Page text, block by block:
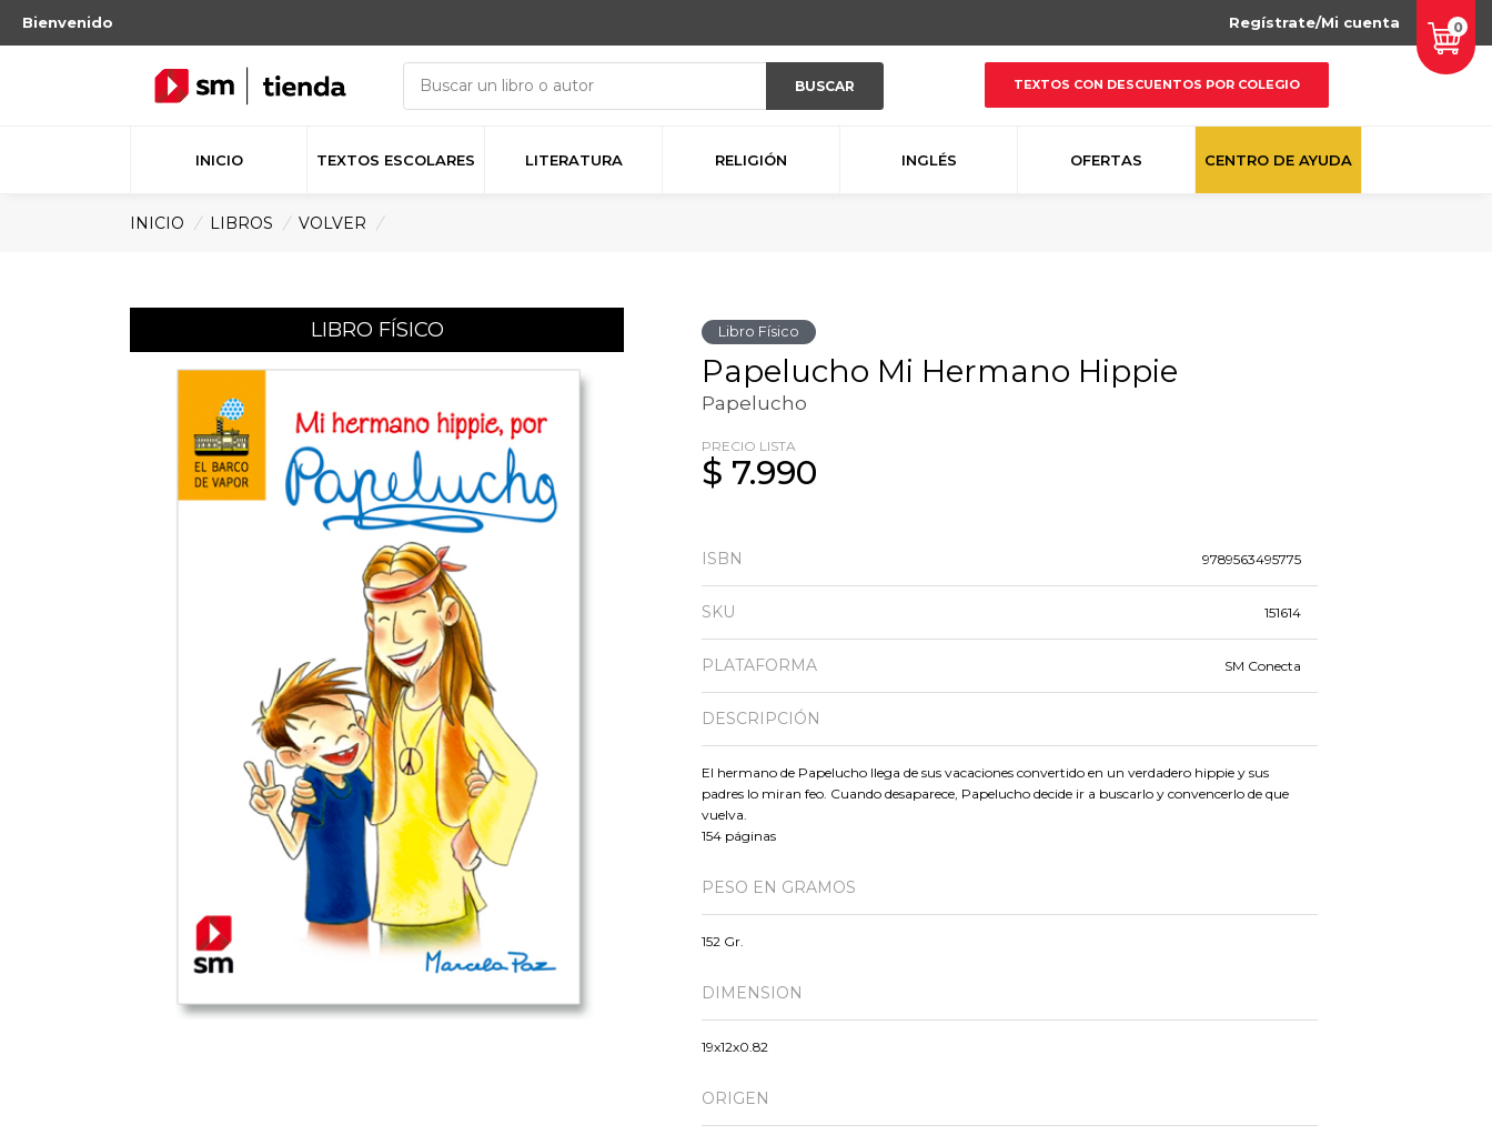
Bienvenido 0
Regístrate/Mi cuenta
BUSCAR TEXTOS CON DESCUENTOS POR COLEGIO
INICIO TEXTOS ESCOLARES LITERATURA RELIGIÓN INGLÉS OFERTAS CENTRO DE AYUDA
INICIO / LIBROS / VOLVER /
LIBRO FÍSICO Libro Físico
Papelucho Mi Hermano Hippie
Papelucho
PRECIO LISTA
$ 7.990
ISBN 9789563495775
SKU 151614
PLATAFORMA SM Conecta
DESCRIPCIÓN
El hermano de Papelucho llega de sus vacaciones convertido en un verdadero hippie y sus
padres lo miran feo. Cuando desaparece, Papelucho decide ir a buscarlo y convencerlo de que
vuelva.
154 páginas
PESO EN GRAMOS
152 Gr.
DIMENSION
19x12x0.82
ORIGEN